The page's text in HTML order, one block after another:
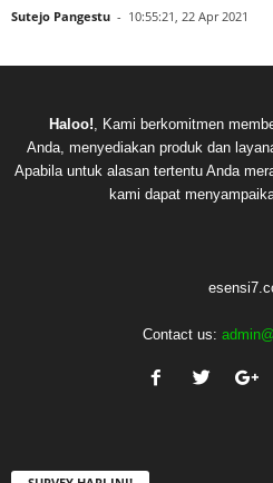
Sutejo Pangestu - 10:55:21, 22 Apr 2021
Haloo! , Kami berkomitmen
Anda, menyediakan produk dan
Apabila untuk alasan tertentu Anda
kami dapat
Contact us: